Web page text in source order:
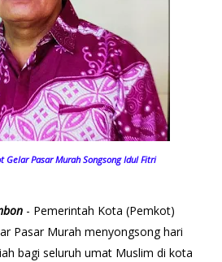
Gelar Pasar Murah Songsong Idul Fitri
- Pemerintah Kota (Pemkot)
Pasar Murah menyongsong hari
bagi seluruh umat Muslim di kota